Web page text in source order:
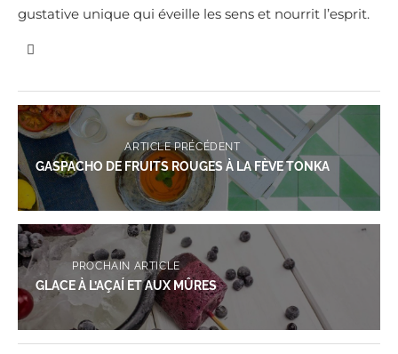
gustative unique qui éveille les sens et nourrit l’esprit.
ARTICLE PRÉCÉDENT
GASPACHO DE FRUITS ROUGES À LA FÈVE TONKA
PROCHAIN ARTICLE
GLACE À L’AÇAÍ ET AUX MÛRES